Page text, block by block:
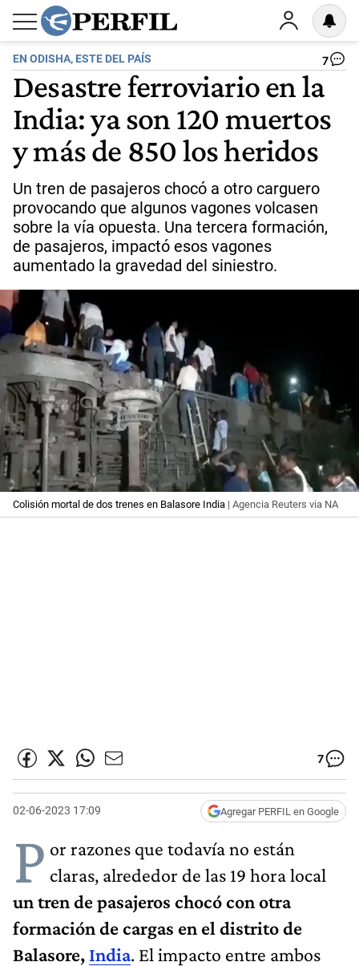
EN ODISHA, ESTE DEL PAÍS 7
Desastre ferroviario en la
India: ya son 120 muertos
y más de 850 los heridos
Un tren de pasajeros chocó a otro carguero
provocando que algunos vagones volcasen
sobre la vía opuesta. Una tercera formación,
de pasajeros, impactó esos vagones
aumentado la gravedad del siniestro.
Colisión mortal de dos trenes en Balasore India | Agencia Reuters via NA
7
02-06-2023 17:09 Agregar PERFIL en Google
P or razones que todavía no están
claras, alrededor de las 19 hora local
un tren de pasajeros chocó con otra
formación de cargas en el distrito de
Balasore, India. El impacto entre ambos